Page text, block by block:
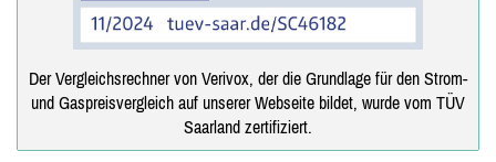
Der Vergleichsrechner von Verivox, der die Grundlage für den Strom-
und Gaspreisvergleich auf unserer Webseite bildet, wurde vom TÜV
Saarland zertifiziert.